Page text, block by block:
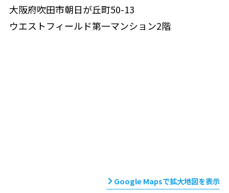
大阪府吹田市朝日が丘町50-13
ウエストフィールド第一マンション2階
Google Mapsで拡大地図を表示